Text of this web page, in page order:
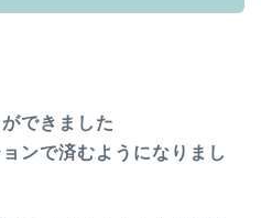
できました
ンで済むようになりまし